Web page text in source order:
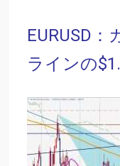
EURUSD
ラインの